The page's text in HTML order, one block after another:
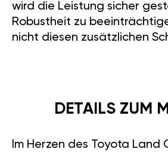
wird die Leistung sicher
Robustheit zu
nicht diesen zusätzlichen
DETAILS ZUM
Im Herzen des Toyota Land